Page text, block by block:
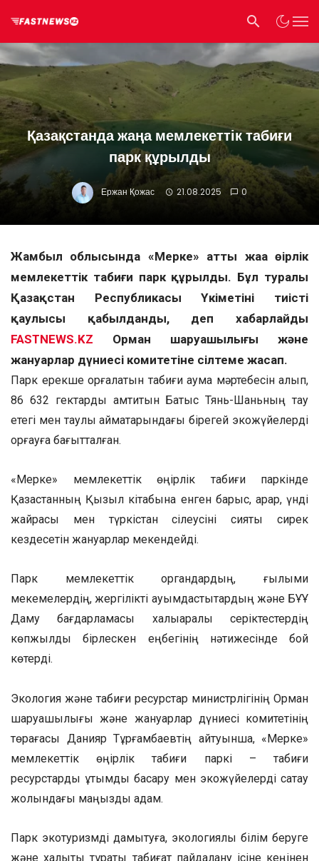
Қазақстанда жаңа мемлекеттік табиғи
парк құрылды
Ержан Қожас 21.08.2025 0
Жамбыл облысында «Мерке» атты жаңа өңірлік
мемлекеттік табиғи парк құрылды. Бұл туралы
Қазақстан Республикасы Үкіметінің тиісті
қаулысы қабылданды, деп хабарлайды
FASTNEWS.KZ Орман шаруашылығы және
жануарлар дүниесі комитетіне сілтеме жасап.
Парк ерекше қорғалатын табиғи аумақ мәртебесін алып,
86 632 гектарды қамтитын Батыс Тянь-Шаньның тау
етегі мен таулы аймақтарындағы бірегей экожүйелерді
қорғауға бағытталған.
«Мерке» мемлекеттік өңірлік табиғи паркінде
Қазақстанның Қызыл кітабына енген барыс, арқар, үнді
жайрасы мен түркістан сілеусіні сияқты сирек
кездесетін жануарлар мекендейді.
Парк мемлекеттік органдардың, ғылыми
мекемелердің, жергілікті қауымдастықтардың және БҰҰ
Даму бағдарламасы халықаралық серіктестердің
көпжылдық бірлескен еңбегінің нәтижесінде бой
көтерді.
Экология және табиғи ресурстар министрлігінің Орман
шаруашылығы және жануарлар дүниесі комитетінің
төрағасы Данияр Тұрғамбаевтің айтуынша, «Мерке»
мемлекеттік өңірлік табиғи паркі – табиғи
ресурстарды ұтымды басқару мен экожүйелерді сақтау
жолындағы маңызды қадам.
Парк экотуризмді дамытуға, экологиялық білім беруге
және халықты тұрақты табиғат пайдалану ісіне кеңінен